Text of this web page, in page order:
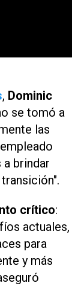
, Dominic
se tomó a
las
brindar
crítico:
actuales,
para
y más